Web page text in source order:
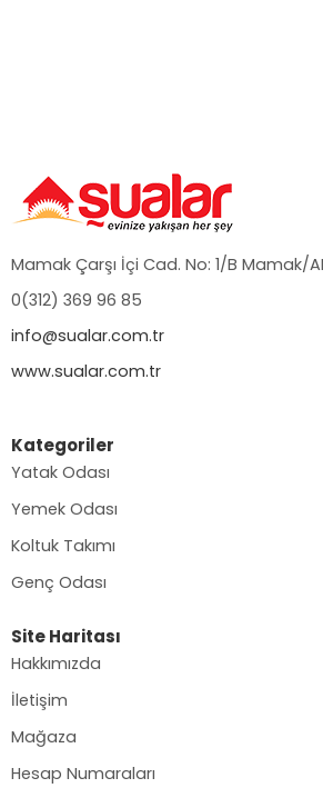
Mamak Çarşı İçi Cad. No: 1/B Mamak/
0(312) 369 96 85
info@sualar.com.tr
www.sualar.com.tr
Kategoriler
Yatak Odası
Yemek Odası
Koltuk Takımı
Genç Odası
Site Haritası
Hakkımızda
İletişim
Mağaza
Hesap Numaraları